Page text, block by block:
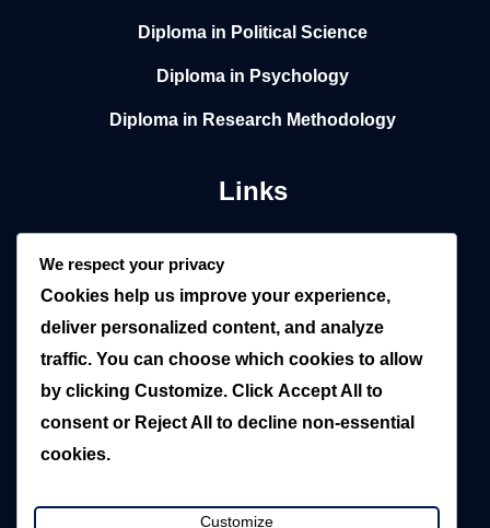
Diploma in Political Science
Diploma in Psychology
Diploma in Research Methodology
Links
About
Local
Overseas
We respect your privacy
Cookies help us improve your experience,
deliver personalized content, and analyze
traffic. You can choose which cookies to allow
by clicking Customize. Click Accept All
to
consent or Reject All
to decline non-essential
cookies.
Customize